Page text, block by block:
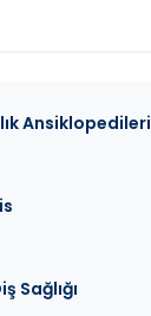
Ansiklopedileri
Sağlığı